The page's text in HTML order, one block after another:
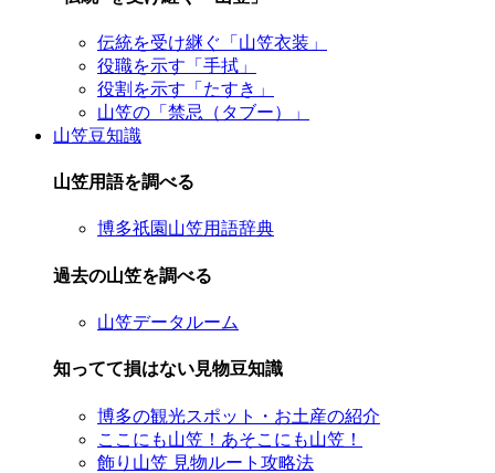
伝統を受け継ぐ「山笠衣装」
役職を示す「手拭」
役割を示す「たすき」
山笠の「禁忌（タブー）」
山笠豆知識
山笠用語を調べる
博多祇園山笠用語辞典
過去の山笠を調べる
山笠データルーム
知ってて損はない見物豆知識
博多の観光スポット・お土産の紹介
ここにも山笠！あそこにも山笠！
飾り山笠 見物ルート攻略法